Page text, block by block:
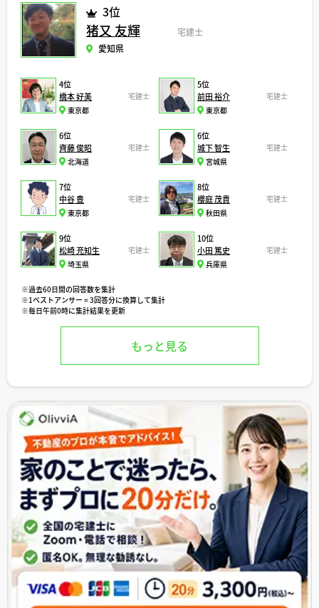
3位
猪又 友輝
宅建士
愛知県
4位
橋本 好美
宅建士
東京都
5位
前田 裕介
宅建士
東京都
6位
齊藤 俊昭
宅建士
北海道
6位
城下 智生
宅建士
宮城県
7位
中谷 豊
宅建士
東京都
8位
櫻庭 茂貴
宅建士
秋田県
9位
松崎 充知生
宅建士
埼玉県
10位
小田 篤史
宅建士
兵庫県
※過去60日間の回答数を集計
※1ベストアンサー = 3回答分に換算して集計
※毎日午前0時に集計結果を更新
もっと見る